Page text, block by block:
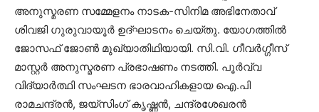
അനുസ്മരണ സമ്മേളനം നാടക-സിനിമ അഭിനേതാവ്
ശിവജി ഗുരുവായൂര്‍ ഉദ്ഘാടനം ചെയ്തു. യോഗത്തില്‍
ജോസഫ് ജോണ്‍ മുഖ്യാതിഥിയായി. സി.വി. ഗീവര്‍ഗ്ഗീസ്
മാസ്റ്റര്‍ അനുസ്മരണ പ്രഭാഷണം നടത്തി. പൂര്‍വ്വ
വിദ്യാര്‍ത്ഥി സംഘടന ഭാരവാഹികളായ ഐ.പി
രാമചന്ദ്രന്‍, ജയ്‌സിംഗ് കൃഷ്ണന്‍, ചന്ദ്രശേഖരന്‍